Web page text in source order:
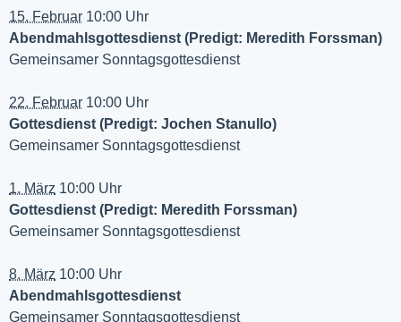
15. Februar 10:00 Uhr
Abendmahlsgottesdienst (Predigt: Meredith Forssman)
Gemeinsamer Sonntagsgottesdienst
22. Februar 10:00 Uhr
Gottesdienst (Predigt: Jochen Stanullo)
Gemeinsamer Sonntagsgottesdienst
1. März 10:00 Uhr
Gottesdienst (Predigt: Meredith Forssman)
Gemeinsamer Sonntagsgottesdienst
8. März 10:00 Uhr
Abendmahlsgottesdienst
Gemeinsamer Sonntagsgottesdienst